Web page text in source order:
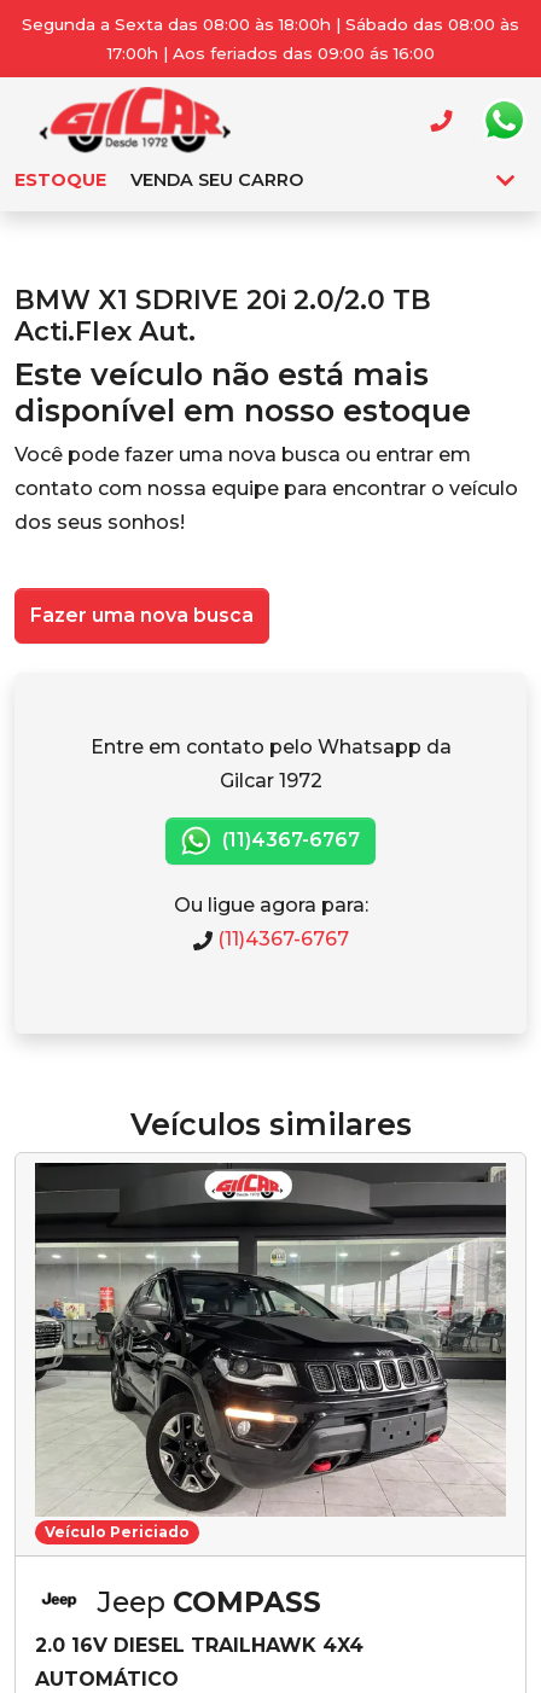
Segunda a Sexta das 08:00 às 18:00h | Sábado das 08:00 às
17:00h | Aos feriados das 09:00 ás 16:00
ESTOQUE VENDA SEU CARRO
BMW X1 SDRIVE 20i 2.0/2.0 TB
Acti.Flex Aut.
Este veículo não está mais
disponível em nosso estoque
Você pode fazer uma nova busca ou entrar em
contato com nossa equipe para encontrar o veículo
dos seus sonhos!
Fazer uma nova busca
Entre em contato pelo Whatsapp da
Gilcar 1972
(11)4367-6767
Ou ligue agora para:
(11)4367-6767
Veículos similares
Veículo Periciado
Jeep COMPASS
2.0 16V DIESEL TRAILHAWK 4X4
AUTOMÁTICO